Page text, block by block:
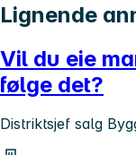
Lignende
Vil du eie
følge det?
Distriktsjef salg